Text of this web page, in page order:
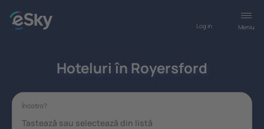
Meniu
Log in
Hoteluri în Royersford